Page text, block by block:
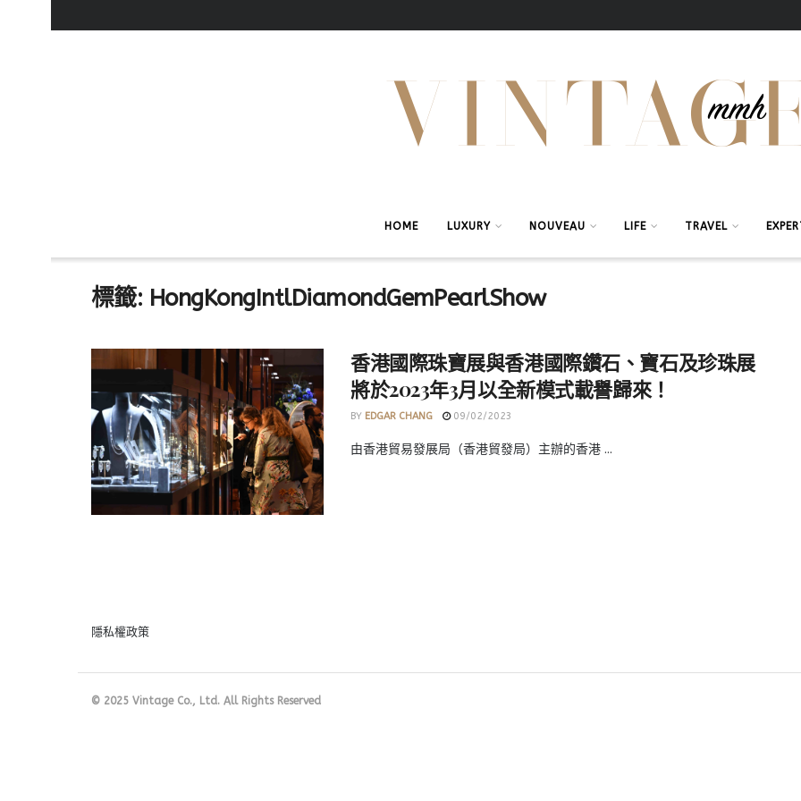
HOME LUXURY NOUVEAU LIFE TRAVEL
標籤: HongKongIntlDiamondGemPearlShow
香港國際珠寶展與香港國際鑽石、寶石及珍珠展
將於2023年3月以全新模式載譽歸來！
BY EDGAR CHANG 09/02/2023
由香港貿易發展局（香港貿發局）主辦的香港 ...
隱私權政策
© 2025 Vintage Co., Ltd. All Rights Reserved